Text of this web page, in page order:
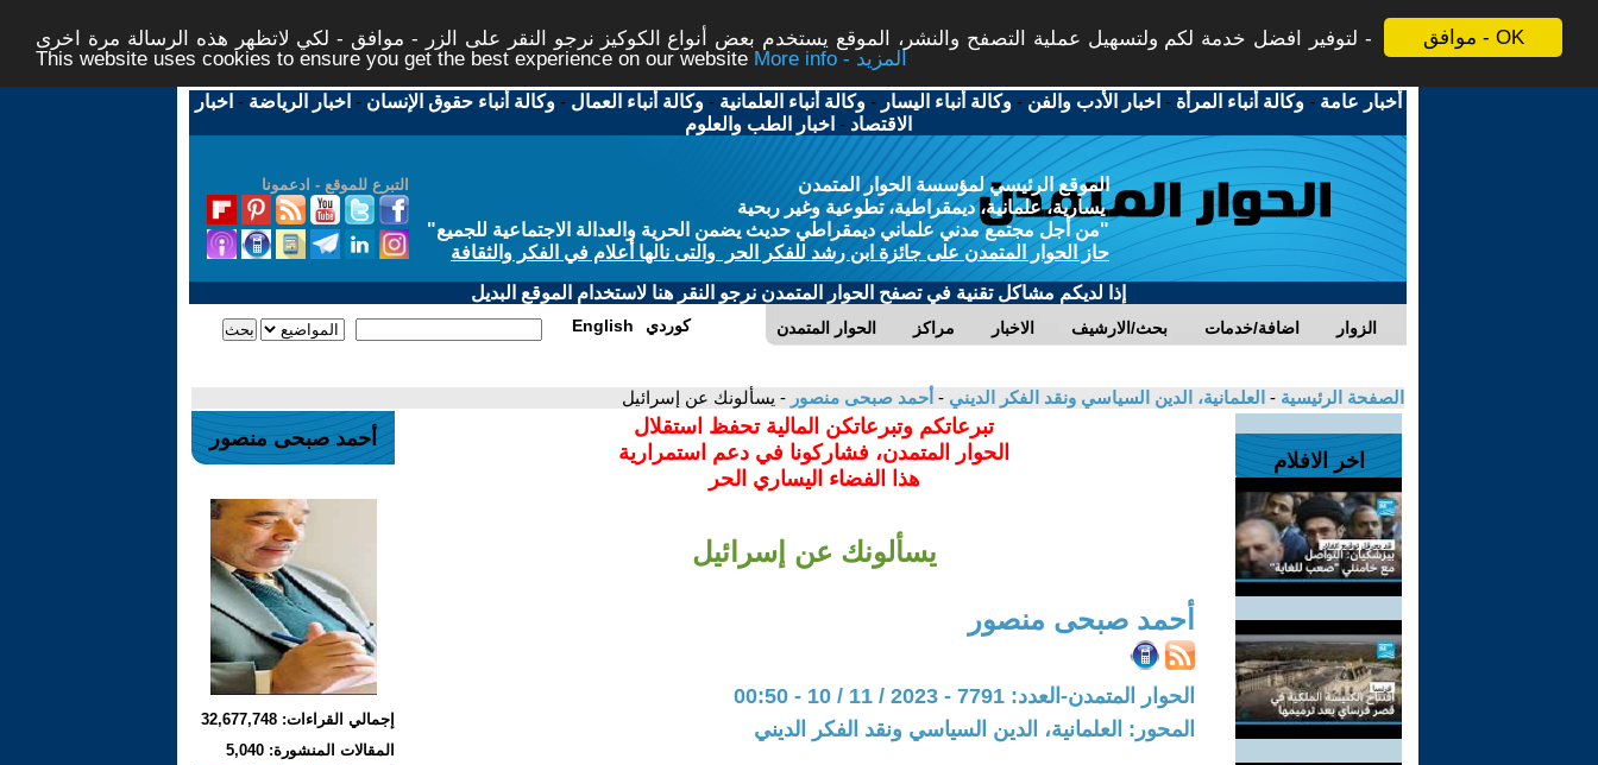
موافق - OK
لتوفير افضل خدمة لكم ولتسهيل عملية التصفح والنشر، الموقع يستخدم بعض أنواع الكوكيز نرجو النقر على الزر - موافق - لكي لاتظهر هذه الرسالة مرة اخرى -
This website uses cookies to ensure you get the best experience on our website
More info - المزيد
أخبار عامة -وكالة أنباء المرأة - اخبار الأدب والفن -وكالة أنباء اليسار -وكالة أنباء العلمانية -وكالة أنباء العمال -وكالة أنباء حقوق الإنسان - اخبار الرياضة - اخبار
الاقتصاد - اخبار الطب والعلوم
التبرع للموقع - ادعمونا
الموقع الرئيسي لمؤسسة الحوار المتمدن
يسارية، علمانية، ديمقراطية، تطوعية وغير ربحية
"من أجل مجتمع مدني علماني ديمقراطي حديث يضمن الحرية والعدالة الاجتماعية للجميع"
حاز الحوار المتمدن على جائزة ابن رشد للفكر الحر والتى نالها أعلام في الفكر والثقافة
إذا لديكم مشاكل تقنية في تصفح الحوار المتمدن نرجو النقر هنا لاستخدام الموقع البديل
الحوار المتمدن مراكز الاخبار بحث/الارشيف اضافة/خدمات الزوار English كوردي
الصفحة الرئيسية - العلمانية، الدين السياسي ونقد الفكر الديني - أحمد صبحى منصور - يسألونك عن إسرائيل
اخر الافلام
تبرعاتكم وتبرعاتكن المالية تحفظ استقلال
الحوار المتمدن، فشاركونا في دعم استمرارية
هذا الفضاء اليساري الحر
يسألونك عن إسرائيل
أحمد صبحى منصور
الحوار المتمدن-العدد: 7791 - 2023 / 11 / 10 - 00:50
المحور: العلمانية، الدين السياسي ونقد الفكر الديني
أحمد صبحى منصور
إجمالي القراءات: 32,677,748
المقالات المنشورة: 5,040